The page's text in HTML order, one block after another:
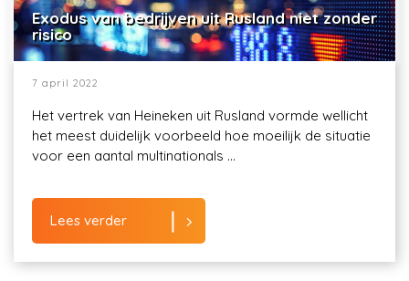
Exodus van bedrijven uit Rusland niet zonder
risico
7 april 2022
Het vertrek van Heineken uit Rusland vormde wellicht
het meest duidelijk voorbeeld hoe moeilijk de situatie
voor een aantal multinationals ...
Lees verder